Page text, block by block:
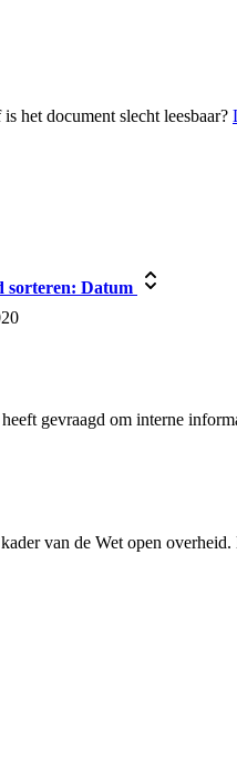
het document slecht leesbaar?
sorteren: Datum
gevraagd om interne
van de Wet open